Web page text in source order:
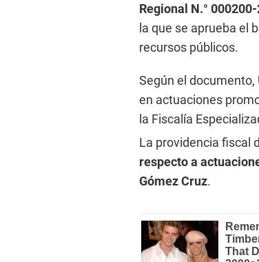
Regional N.°
la que se aprueba el
recursos públicos.
Según el
en actuaciones
la Fiscalía
La providencia fiscal
respecto a
Gómez Cruz.